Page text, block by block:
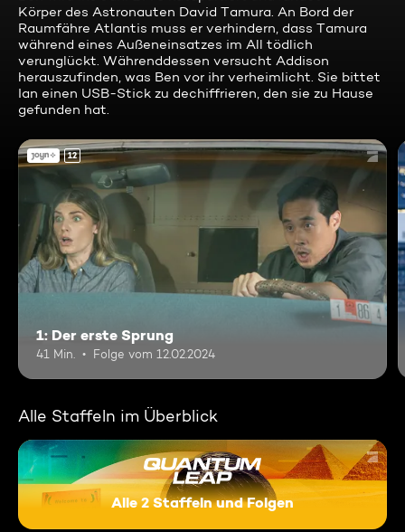
Körper des Astronauten David Tamura. An Bord der
Raumfähre Atlantis muss er verhindern, dass Tamura
während eines Außeneinsatzes im All tödlich
verunglückt. Währenddessen versucht Addison
herauszufinden, was Ben vor ihr verheimlicht. Sie bittet
Ian einen USB-Stick zu dechiffrieren, den sie zu Hause
gefunden hat.
12
1: Der erste Sprung
41 Min. Folge vom 12.02.2024
Alle Staffeln im Überblick
Quantum Leap - Zurück in
Alle 2 Staffeln und Folgen